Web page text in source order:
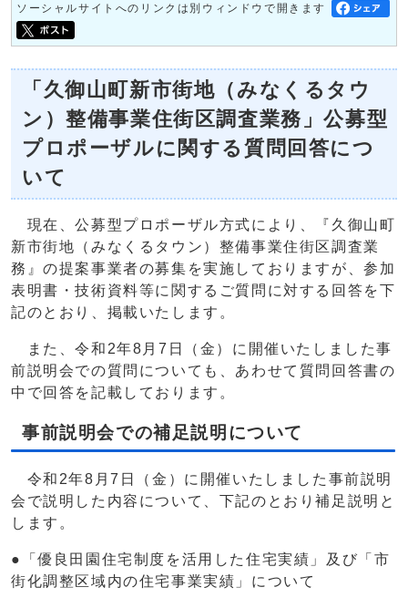
ソーシャルサイトへのリンクは別ウィンドウで開きます
「久御山町新市街地（みなくるタウ
ン）整備事業住街区調査業務」公募型
プロポーザルに関する質問回答につ
いて
現在、公募型プロポーザル方式により、『久御山町
新市街地（みなくるタウン）整備事業住街区調査業
務』の提案事業者の募集を実施しておりますが、参加
表明書・技術資料等に関するご質問に対する回答を下
記のとおり、掲載いたします。
また、令和2年8月7日（金）に開催いたしました事
前説明会での質問についても、あわせて質問回答書の
中で回答を記載しております。
事前説明会での補足説明について
令和2年8月7日（金）に開催いたしました事前説明
会で説明した内容について、下記のとおり補足説明と
します。
●「優良田園住宅制度を活用した住宅実績」及び「市
街化調整区域内の住宅事業実績」について